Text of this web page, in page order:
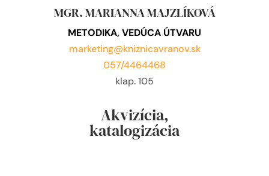
MGR. MARIANNA MAJZLÍKOVÁ
METODIKA, VEDÚCA ÚTVARU
marketing@kniznicavranov.sk
057/4464468
klap. 105
Akvizícia,
katalogizácia